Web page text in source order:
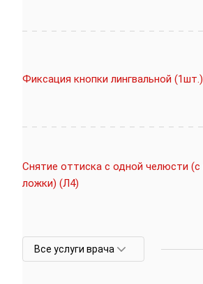
Фиксация кнопки лингвальной (1шт.)
Снятие оттиска с одной челюсти
ложки) (Л4)
Все услуги врача